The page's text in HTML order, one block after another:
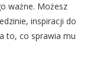
ważne. Możesz
inspiracji do
to, co sprawia mu